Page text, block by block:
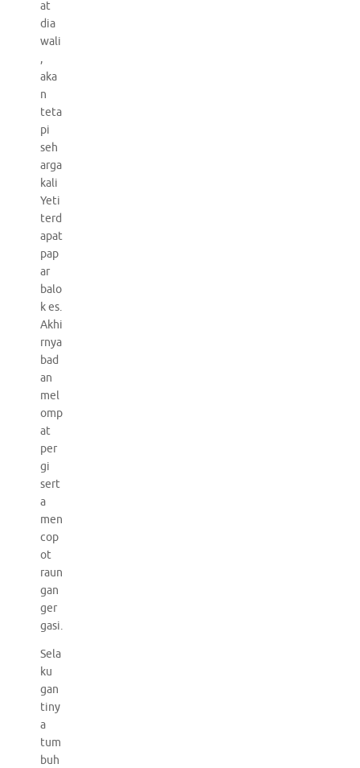
at
dia
wali
,
aka
n
teta
pi
seh
arga
kali
Yeti
terd
apat
pap
ar
balo
k es.
Akhi
rnya
bad
an
mel
omp
at
per
gi
sert
a
men
cop
ot
raun
gan
ger
gasi.
Sela
ku
gan
tiny
a
tum
buh